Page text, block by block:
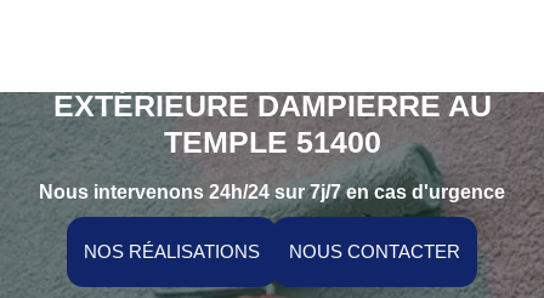
EXTÉRIEURE DAMPIERRE AU
TEMPLE 51400
Nous intervenons 24h/24 sur 7j/7 en cas d'urgence
NOS RÉALISATIONS NOUS CONTACTER